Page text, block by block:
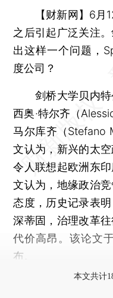
【财新网】 6月
之后引起广泛关注
出这样一个问题，
度公司？
剑桥大学贝内特
西奥·特尔齐（
马尔库齐（Stefano
文认为，新兴的太
令人联想起欧洲东
文认为，地缘政治
态度，历史记录表
深蒂固，治理改革
代价高昂。该论文
布。
本文共计